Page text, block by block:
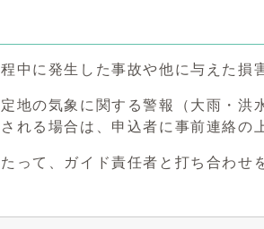
程中に発生した事故や他に与えた損
定地の気象に関する警報（大雨・
れる場合は、申込者に事前連絡の
たって、ガイド責任者と打ち合わ